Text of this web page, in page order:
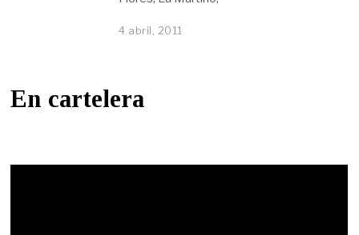
4 abril, 2011
En cartelera